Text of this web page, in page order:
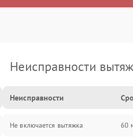
Неисправности
Неисправности
Не включается вытяжка 60